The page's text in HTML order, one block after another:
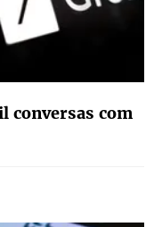
conversas com